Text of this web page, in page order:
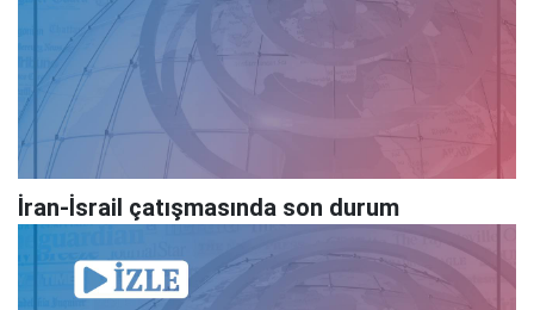
İran-İsrail çatışmasında son durum